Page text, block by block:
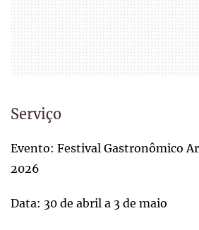
Serviço
Evento: Festival Gastronômico
2026
Data: 30 de abril a 3 de maio